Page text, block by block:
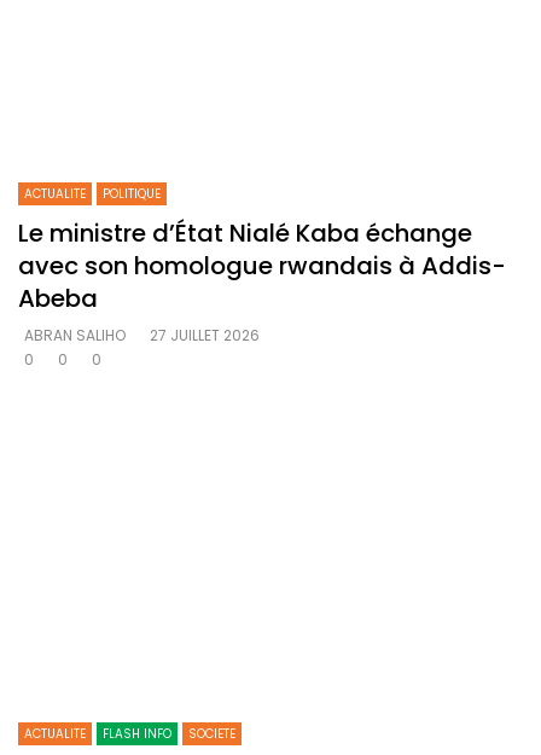
ACTUALITE POLITIQUE
Le ministre d’État Nialé Kaba échange
avec son homologue rwandais à Addis-
Abeba
ABRAN SALIHO
27 JUILLET 2026
0
0 0
ACTUALITE FLASH INFO SOCIETE